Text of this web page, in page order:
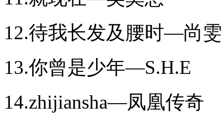
12.待我长发及腰时—尚
13.你曾是少年—S.H.E
14.zhijiansha—凤凰传奇